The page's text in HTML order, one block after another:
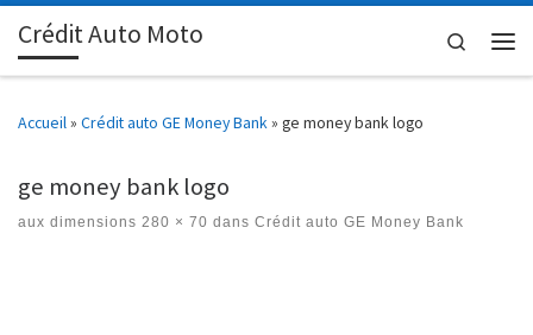
Passer au contenu
Crédit Auto Moto
Search
Accueil» Crédit auto GE Money Bank» ge money bank logo
ge money bank logo
aux dimensions 280 × 70 dans Crédit auto GE Money Bank